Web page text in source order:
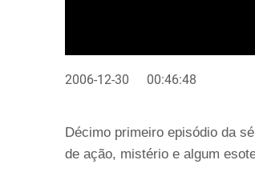
2006-12-30 00:46:48
Décimo primeiro episódio da
de ação, mistério e algum